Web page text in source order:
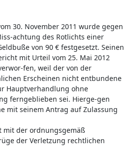
30. November 2011 wurde gegen
achtung des Rotlichts einer
von 90 € festgesetzt. Seinen
mit Urteil vom 25. Mai 2012
fen, weil der von der
Erscheinen nicht entbundene
Hauptverhandlung ohne
ferngeblieben sei. Hierge-gen
mit seinem Antrag auf Zulassung
mit der ordnungsgemäß
der Verletzung rechtlichen